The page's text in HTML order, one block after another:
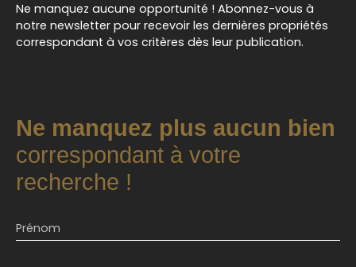
Ne manquez aucune opportunité ! Abonnez-vous à
notre newsletter pour recevoir les dernières propriétés
correspondant à vos critères dès leur publication.
Ne manquez plus aucun bien
correspondant à votre
recherche !
Prénom